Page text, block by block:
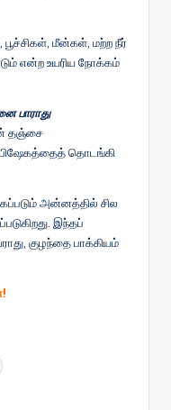
பூச்சிகள், மீன்கள், மற்ற நீர்
என்ற உயரிய நோக்கம்
பாராது
தஞ்சை
தொடங்கி
அன்னத்தில் சில
இந்தப்
குழந்தை பாக்கியம்